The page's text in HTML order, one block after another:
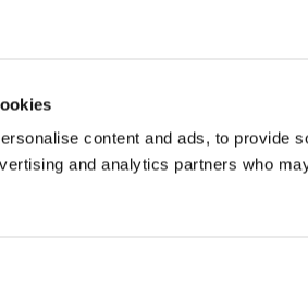
content and ads, to provide
and analytics partners who